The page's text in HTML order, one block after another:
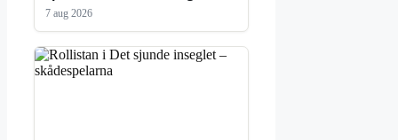
7 aug 2026